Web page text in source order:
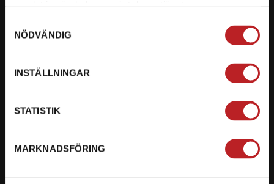
NÖDVÄNDIG
INSTÄLLNINGAR
STATISTIK
MARKNADSFÖRING
Org. nummer: 5566689278
Ryckepungsvägen 3, 79177 Falun